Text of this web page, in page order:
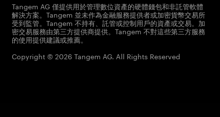
Tangem AG 僅提供用於管理數位資產的硬體錢包和非託管軟體
解決方案。Tangem 並未作為金融服務提供者或加密貨幣交易所
受到監管。Tangem 不持有、託管或控制用戶的資產或交易。加
密交易服務由第三方提供商提供。Tangem 不對這些第三方服務
的使用提供建議或推薦。